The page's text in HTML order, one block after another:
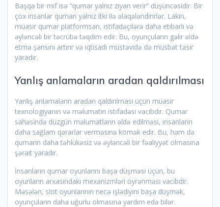
Başqa bir mif isə “qumar yalnız ziyan verir” düşüncəsidir. Bir
çox insanlar qumarı yalnız itki ilə əlaqələndirirlər. Lakin,
müasir qumar platformsarı, istifadəçilərə daha etibarlı və
əyləncəli bir təcrübə təqdim edir. Bu, oyunçuların gəlir əldə
etmə şansını artırır və iqtisadi müstəvidə də müsbət təsir
yaradır.
Yanlış anlamaların aradan qaldırılması
Yanlış anlamaların aradan qaldırılması üçün müasir
texnologiyanın və məlumatın istifadəsi vacibdir. Qumar
sahəsində düzgün məlumatların əldə edilməsi, insanların
daha sağlam qərarlar verməsinə kömək edir. Bu, həm də
qumarın daha təhlükəsiz və əyləncəli bir fəaliyyət olmasına
şərait yaradır.
İnsanların qumar oyunlarını başa düşməsi üçün, bu
oyunların arxasındakı mexanizmləri öyrənməsi vacibdir.
Məsələn, slot oyunlarının necə işlədiyini başa düşmək,
oyunçuların daha uğurlu olmasına yardım edə bilər.